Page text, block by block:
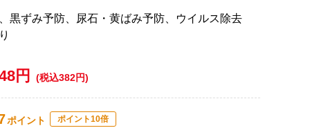
黒ずみ予防、尿石・黄ばみ予防、ウイルス除去
円 (税込382円)
ポイント ポイント10倍